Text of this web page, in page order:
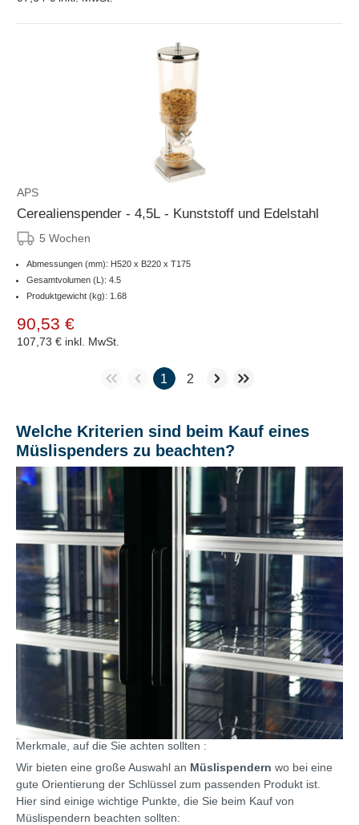
APS
Cerealienspender - 4,5L - Kunststoff und Edelstahl
5 Wochen
Abmessungen (mm): H520 x B220 x T175
Gesamtvolumen (L): 4.5
Produktgewicht (kg): 1.68
90,53 €
107,73 € inkl. MwSt.
1 2
Welche Kriterien sind beim Kauf eines
Müslispenders zu beachten?
Merkmale, auf die Sie achten sollten :
Wir bieten eine große Auswahl an Müslispendern wo bei eine
gute Orientierung der Schlüssel zum passenden Produkt ist.
Hier sind einige wichtige Punkte, die Sie beim Kauf von
Müslispendern beachten sollten: